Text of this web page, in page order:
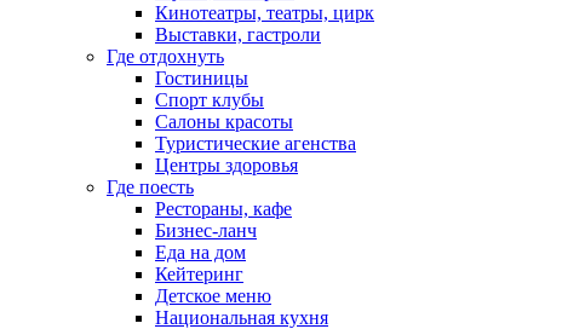
Кинотеатры, театры, цирк
Выставки, гастроли
Где отдохнуть
Гостиницы
Спорт клубы
Салоны красоты
Туристические агенства
Центры здоровья
Где поесть
Рестораны, кафе
Бизнес-ланч
Еда на дом
Кейтеринг
Детское меню
Национальная кухня